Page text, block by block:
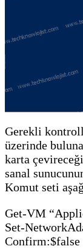
Gerekli
üzerinde
karta
sanal
Komut seti
Get-VM
Set-
Confirm:$false